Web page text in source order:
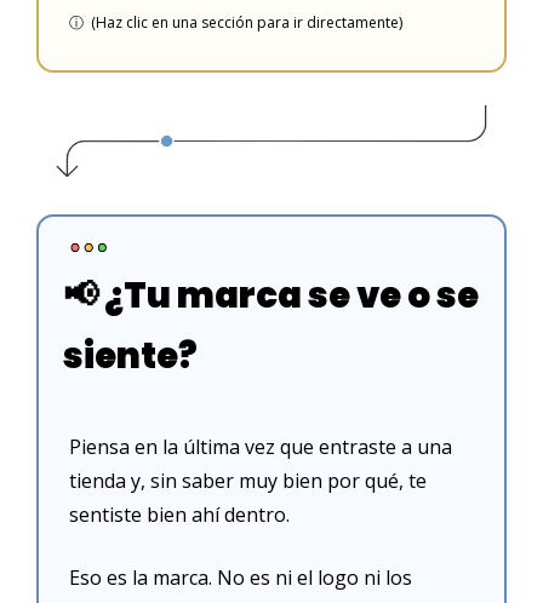
ⓘ  (Haz clic en una sección para ir directamente)
📢 ¿Tu marca se ve o se
siente?
Piensa en la última vez que entraste a una
tienda y, sin saber muy bien por qué, te
sentiste bien ahí dentro.
Eso es la marca. No es ni el logo ni los